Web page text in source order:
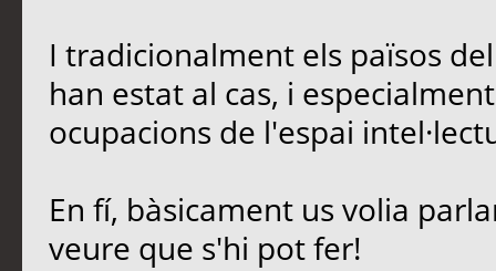
I tradicionalment els països
han estat al cas, i
ocupacions de l'espai
En fí, bàsicament us volia
veure que s'hi pot fer!